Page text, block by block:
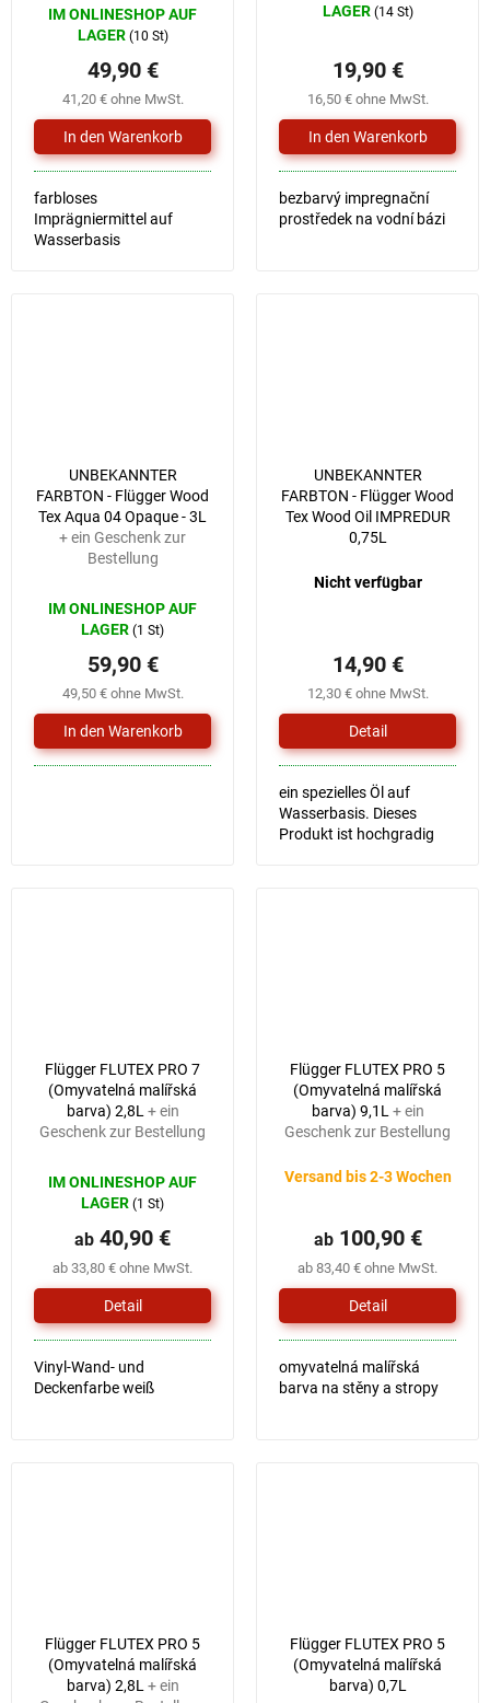
IM ONLINESHOP AUF
LAGER (10 St)
41,20 € ohne MwSt.
49,90 €
farbloses
Imprägniermittel auf
Wasserbasis
LAGER (14 St)
16,50 € ohne MwSt.
19,90 €
bezbarvý impregnační
prostředek na vodní bázi
UNBEKANNTER
FARBTON - Flügger Wood
Tex Aqua 04 Opaque - 3L
+ ein Geschenk zur
Bestellung
IM ONLINESHOP AUF
LAGER (1 St)
49,50 € ohne MwSt.
59,90 €
UNBEKANNTER
FARBTON - Flügger Wood
Tex Wood Oil IMPREDUR
0,75L
Nicht verfügbar
12,30 € ohne MwSt.
14,90 €
Detail
ein spezielles Öl auf
Wasserbasis. Dieses
Produkt ist hochgradig
Flügger FLUTEX PRO 7
(Omyvatelná malířská
barva) 2,8L + ein
Geschenk zur Bestellung
IM ONLINESHOP AUF
LAGER (1 St)
ab 33,80 € ohne MwSt.
ab 40,90 €
Detail
Vinyl-Wand- und
Deckenfarbe weiß
Flügger FLUTEX PRO 5
(Omyvatelná malířská
barva) 9,1L + ein
Geschenk zur Bestellung
Versand bis 2-3 Wochen
ab 83,40 € ohne MwSt.
ab100,90 €
Detail
omyvatelná malířská
barva na stěny a stropy
Flügger FLUTEX PRO 5
(Omyvatelná malířská
barva) 2,8L + ein
Flügger FLUTEX PRO 5
(Omyvatelná malířská
barva) 0,7L